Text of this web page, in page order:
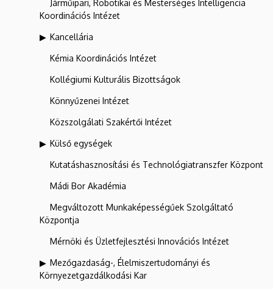
Járműipari, Robotikai és Mesterséges Intelligencia
Koordinációs Intézet
Kancellária
Kémia Koordinációs Intézet
Kollégiumi Kulturális Bizottságok
Könnyűzenei Intézet
Közszolgálati Szakértői Intézet
Külső egységek
Kutatáshasznosítási és Technológiatranszfer Központ
Mádi Bor Akadémia
Megváltozott Munkaképességűek Szolgáltató
Központja
Mérnöki és Üzletfejlesztési Innovációs Intézet
Mezőgazdaság-, Élelmiszertudományi és
Környezetgazdálkodási Kar